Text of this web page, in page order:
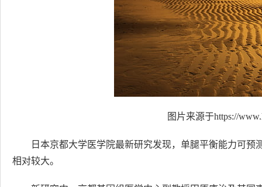
图片来源于https://
日本京都大学医学院最新研究发现，单腿平衡能力可预
相对较大。